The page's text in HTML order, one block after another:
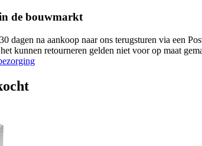
de bouwmarkt
dagen na aankoop naar ons terugsturen via een
kunnen retourneren gelden niet voor op maat